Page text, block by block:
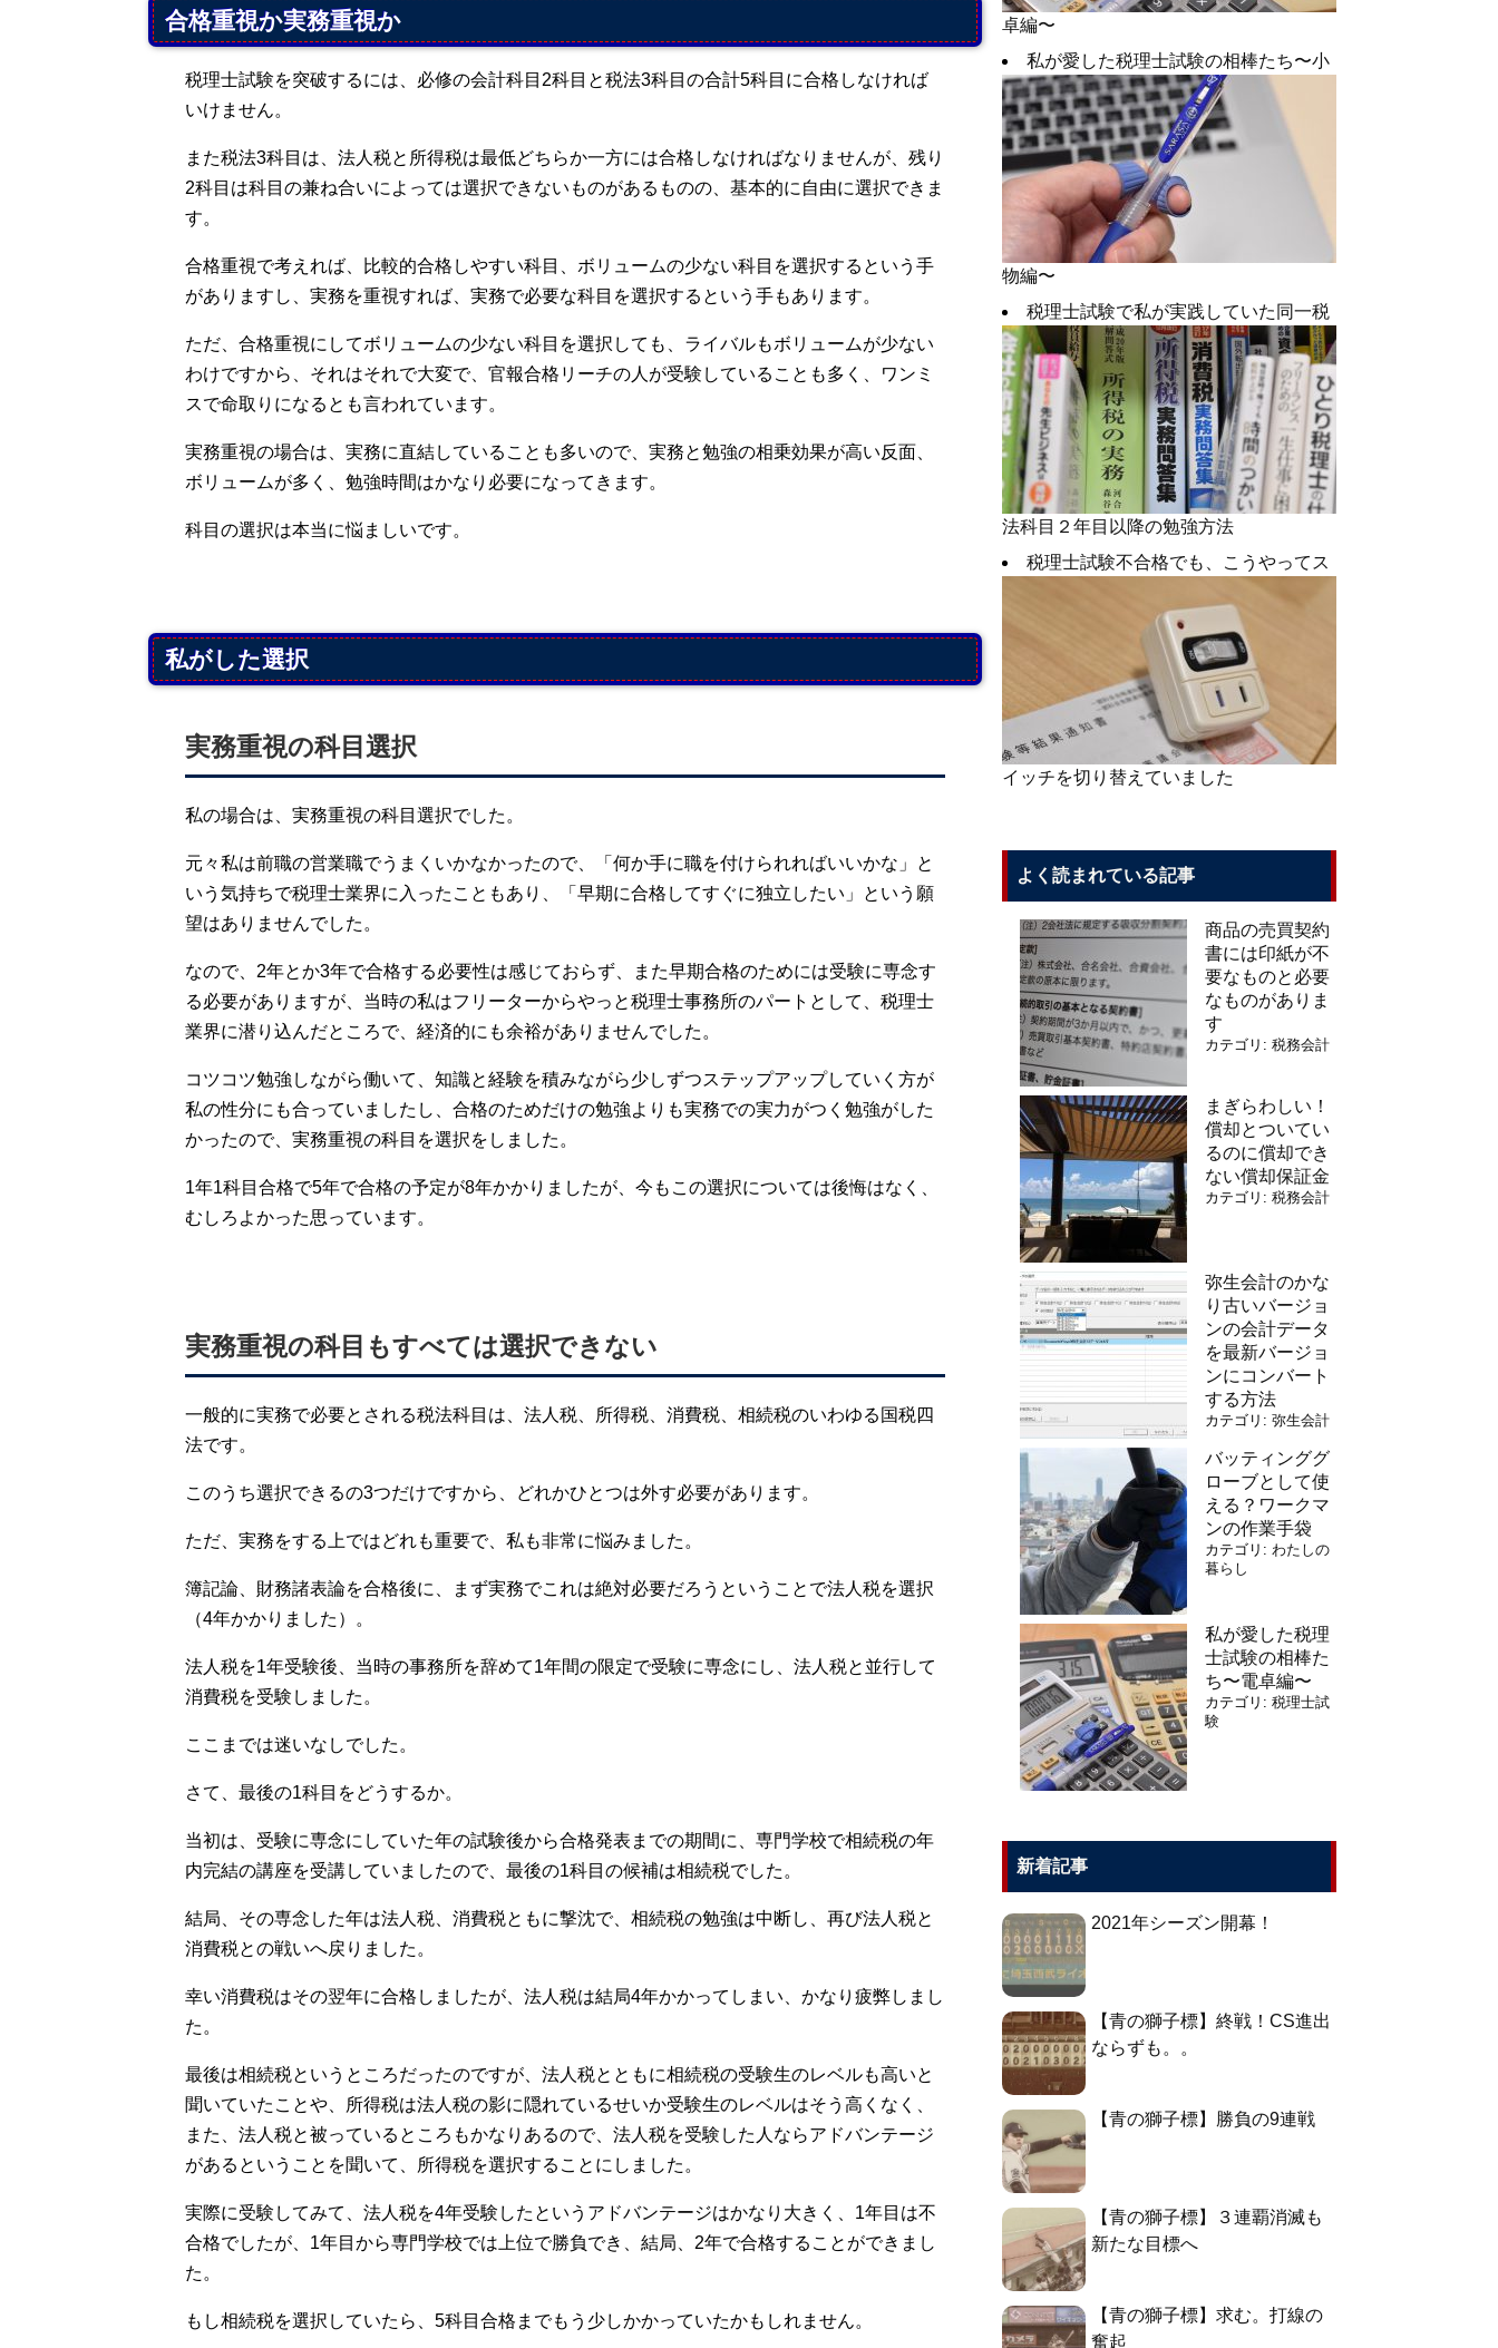
合格重視か実務重視か
税理士試験を突破するには、必修の会計科目2科目と税法3科目の合計5科目に合格しなければ
いけません。
また税法3科目は、法人税と所得税は最低どちらか一方には合格しなければなりませんが、残り
2科目は科目の兼ね合いによっては選択できないものがあるものの、基本的に自由に選択できま
す。
合格重視で考えれば、比較的合格しやすい科目、ボリュームの少ない科目を選択するという手
がありますし、実務を重視すれば、実務で必要な科目を選択するという手もあります。
ただ、合格重視にしてボリュームの少ない科目を選択しても、ライバルもボリュームが少ない
わけですから、それはそれで大変で、官報合格リーチの人が受験していることも多く、ワンミ
スで命取りになるとも言われています。
実務重視の場合は、実務に直結していることも多いので、実務と勉強の相乗効果が高い反面、
ボリュームが多く、勉強時間はかなり必要になってきます。
科目の選択は本当に悩ましいです。
私がした選択
実務重視の科目選択
私の場合は、実務重視の科目選択でした。
元々私は前職の営業職でうまくいかなかったので、「何か手に職を付けられればいいかな」と
いう気持ちで税理士業界に入ったこともあり、「早期に合格してすぐに独立したい」という願
望はありませんでした。
なので、2年とか3年で合格する必要性は感じておらず、また早期合格のためには受験に専念す
る必要がありますが、当時の私はフリーターからやっと税理士事務所のパートとして、税理士
業界に潜り込んだところで、経済的にも余裕がありませんでした。
コツコツ勉強しながら働いて、知識と経験を積みながら少しずつステップアップしていく方が
私の性分にも合っていましたし、合格のためだけの勉強よりも実務での実力がつく勉強がした
かったので、実務重視の科目を選択をしました。
1年1科目合格で5年で合格の予定が8年かかりましたが、今もこの選択については後悔はなく、
むしろよかった思っています。
実務重視の科目もすべては選択できない
一般的に実務で必要とされる税法科目は、法人税、所得税、消費税、相続税のいわゆる国税四
法です。
このうち選択できるの3つだけですから、どれかひとつは外す必要があります。
ただ、実務をする上ではどれも重要で、私も非常に悩みました。
簿記論、財務諸表論を合格後に、まず実務でこれは絶対必要だろうということで法人税を選択
（4年かかりました）。
法人税を1年受験後、当時の事務所を辞めて1年間の限定で受験に専念にし、法人税と並行して
消費税を受験しました。
ここまでは迷いなしでした。
さて、最後の1科目をどうするか。
当初は、受験に専念にしていた年の試験後から合格発表までの期間に、専門学校で相続税の年
内完結の講座を受講していましたので、最後の1科目の候補は相続税でした。
結局、その専念した年は法人税、消費税ともに撃沈で、相続税の勉強は中断し、再び法人税と
消費税との戦いへ戻りました。
幸い消費税はその翌年に合格しましたが、法人税は結局4年かかってしまい、かなり疲弊しまし
た。
最後は相続税というところだったのですが、法人税とともに相続税の受験生のレベルも高いと
聞いていたことや、所得税は法人税の影に隠れているせいか受験生のレベルはそう高くなく、
また、法人税と被っているところもかなりあるので、法人税を受験した人ならアドバンテージ
があるということを聞いて、所得税を選択することにしました。
実際に受験してみて、法人税を4年受験したというアドバンテージはかなり大きく、1年目は不
合格でしたが、1年目から専門学校では上位で勝負でき、結局、2年で合格することができまし
た。
もし相続税を選択していたら、5科目合格までもう少しかかっていたかもしれません。
卓編〜
私が愛した税理士試験の相棒たち〜小
物編〜
税理士試験で私が実践していた同一税
法科目２年目以降の勉強方法
税理士試験不合格でも、こうやってス
イッチを切り替えていました
よく読まれている記事
商品の売買契約
書には印紙が不
要なものと必要
なものがありま
す
カテゴリ: 税務会計
まぎらわしい！
償却とついてい
るのに償却でき
ない償却保証金
カテゴリ: 税務会計
弥生会計のかな
り古いバージョ
ンの会計データ
を最新バージョ
ンにコンバート
する方法
カテゴリ: 弥生会計
バッティンググ
ローブとして使
える？ワークマ
ンの作業手袋
カテゴリ: わたしの
暮らし
私が愛した税理
士試験の相棒た
ち〜電卓編〜
カテゴリ: 税理士試
験
新着記事
2021年シーズン開幕！
【青の獅子標】終戦！CS進出
ならずも。。
【青の獅子標】勝負の9連戦
【青の獅子標】３連覇消滅も
新たな目標へ
【青の獅子標】求む。打線の
奮起